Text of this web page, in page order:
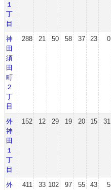
１
丁
目
神
田
須
田
町
２
丁
目
288 21 50 58 37 23 0
外
神
田
１
丁
目
152 12 29 19 20 15 31
外
411 33 102 97 55 43 5